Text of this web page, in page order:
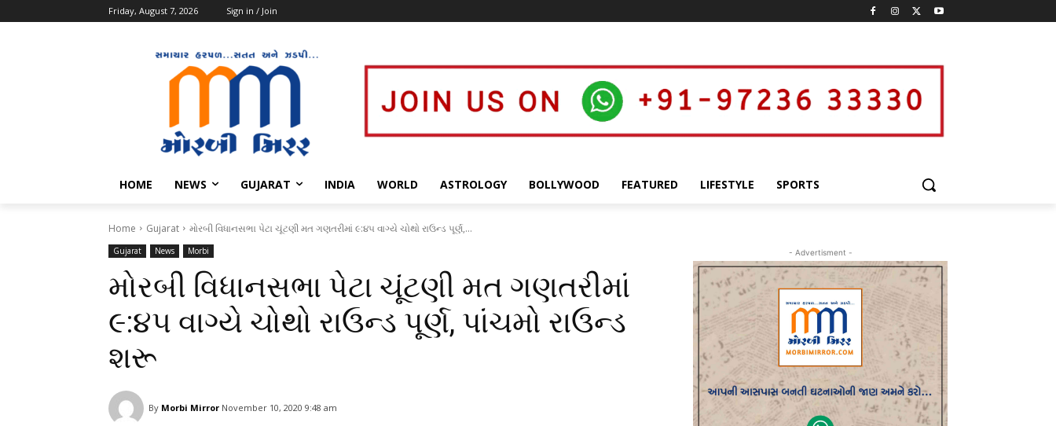
Friday, August 7, 2026 Sign in / Join
HOME NEWS GUJARAT INDIA WORLD ASTROLOGY BOLLYWOOD FEATURED LIFESTYLE SPORTS
Home Gujarat મોરબી વિધાનસભા પેટા ચૂંટણી મત ગણતરીમાં ૯:૪૫ વાગ્યે ચોથો રાઉન્ડ પૂર્ણ,...
Gujarat News Morbi
મોરબી વિધાનસભા પેટા ચૂંટણી મત ગણતરીમાં
૯:૪૫ વાગ્યે ચોથો રાઉન્ડ પૂર્ણ, પાંચમો રાઉન્ડ
શરૂ
By Morbi Mirror November 10, 2020 9:48 am
- Advertisment -